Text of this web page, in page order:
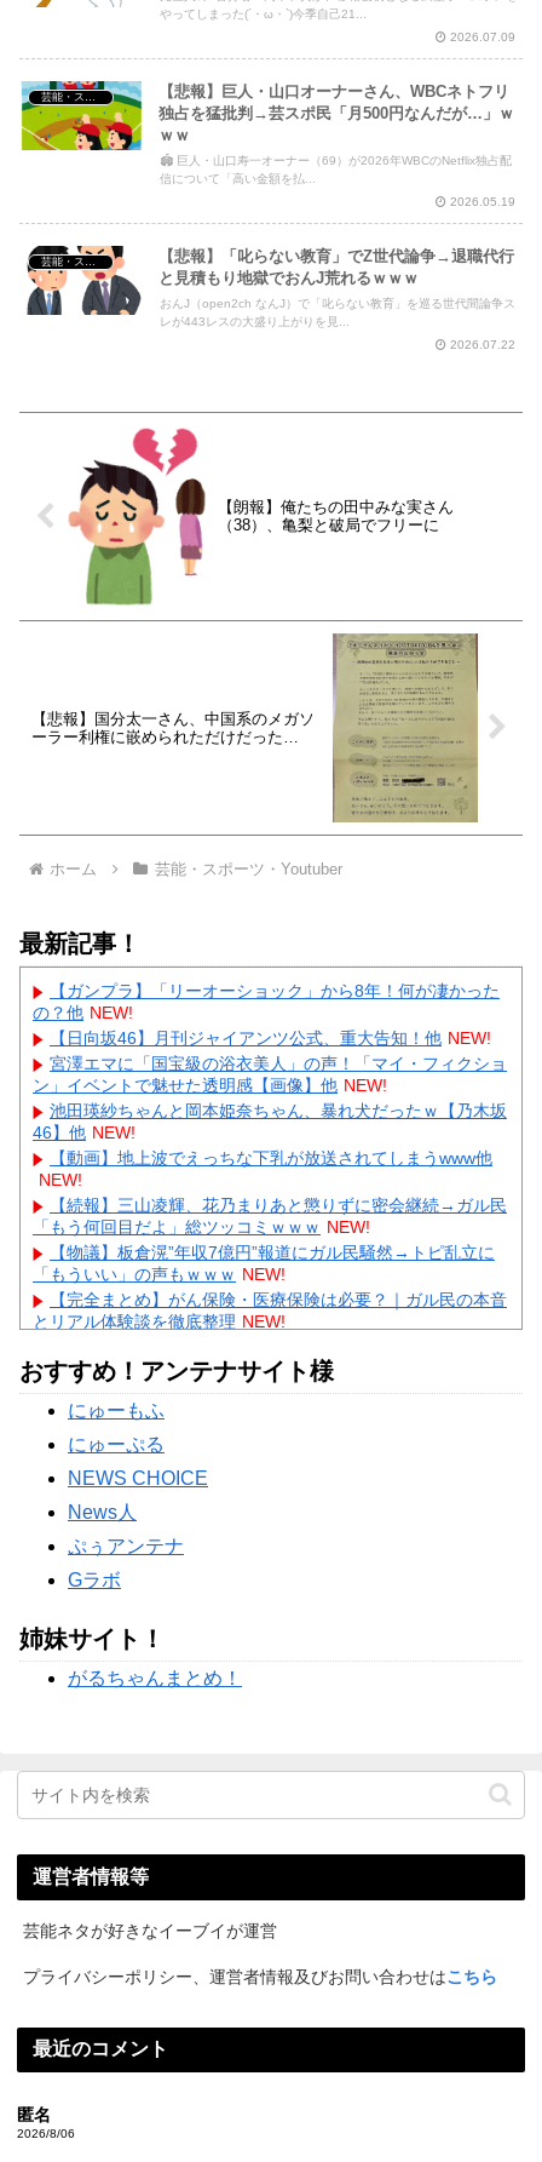
やってしまった(´・ω・`)今季自己21...
2026.07.09
芸能・スポーツ・Youtuber
【悲報】巨人・山口オーナーさん、WBCネトフリ
独占を猛批判→芸スポ民「月500円なんだが…」ｗ
ｗｗ
🏟️ 巨人・山口寿一オーナー（69）が2026年WBCのNetflix独占配
信について「高い金額を払...
2026.05.19
芸能・スポーツ・Youtuber
【悲報】「叱らない教育」でZ世代論争→退職代行
と見積もり地獄でおんJ荒れるｗｗｗ
おんJ（open2ch なんJ）で「叱らない教育」を巡る世代間論争ス
レが443レスの大盛り上がりを見...
2026.07.22
【朗報】俺たちの田中みな実さん
（38）、亀梨と破局でフリーに
【悲報】国分太一さん、中国系のメガソ
ーラー利権に嵌められただけだった…
ホーム 芸能・スポーツ・Youtuber
最新記事！
【ガンプラ】「リーオーショック」から8年！何が凄かった
の？他 NEW!
【日向坂46】月刊ジャイアンツ公式、重大告知！他 NEW!
宮澤エマに「国宝級の浴衣美人」の声！「マイ・フィクショ
ン」イベントで魅せた透明感【画像】他 NEW!
池田瑛紗ちゃんと岡本姫奈ちゃん、暴れ犬だったｗ【乃木坂
46】他 NEW!
【動画】地上波でえっちな下乳が放送されてしまうwww他
NEW!
【続報】三山凌輝、花乃まりあと懲りずに密会継続→ガル民
「もう何回目だよ」総ツッコミｗｗｗ NEW!
【物議】板倉滉”年収7億円”報道にガル民騒然→トピ乱立に
「もういい」の声もｗｗｗ NEW!
【完全まとめ】がん保険・医療保険は必要？｜ガル民の本音
とリアル体験談を徹底整理 NEW!
民「庄司は普通にイケメン」総ツッコミｗｗｗ
【物議】田中みな実、結婚&妊娠発表後初登場→10cmヒール
にガル民総ツッコミｗｗｗ
Powered by livedoor 相互RSS
おすすめ！アンテナサイト様
にゅーもふ
にゅーぷる
NEWS CHOICE
News人
ぷぅアンテナ
Gラボ
姉妹サイト！
がるちゃんまとめ！
運営者情報等
芸能ネタが好きなイーブイが運営
プライバシーポリシー、運営者情報及びお問い合わせはこちら
最近のコメント
匿名
2026/8/06